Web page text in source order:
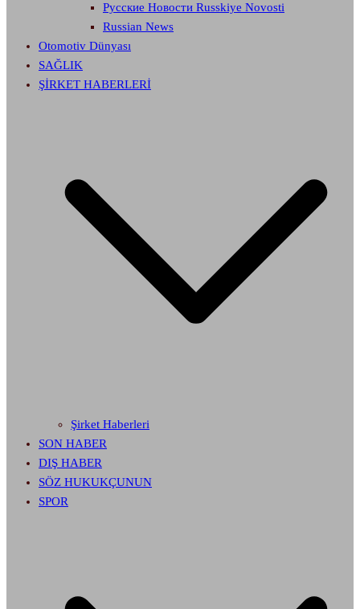
Русские Новости Russkiye Novosti
Russian News
Otomotiv Dünyası
SAĞLIK
ŞİRKET HABERLERİ
Şirket Haberleri
SON HABER
DIŞ HABER
SÖZ HUKUKÇUNUN
SPOR